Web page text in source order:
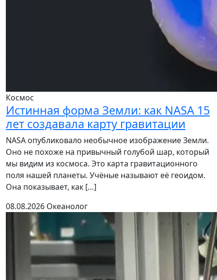
Космос
Истинная форма Земли: как NASA 15
лет создавала карту гравитации
NASA опубликовало необычное изображение Земли.
Оно не похоже на привычный голубой шар, который
мы видим из космоса. Это карта гравитационного
поля нашей планеты. Учёные называют её геоидом.
Она показывает, как […]
08.08.2026 Океанолог